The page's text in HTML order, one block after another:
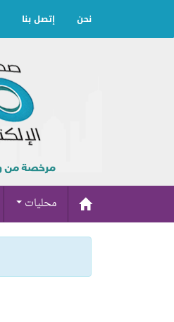
نحن إتصل بنا
محليات